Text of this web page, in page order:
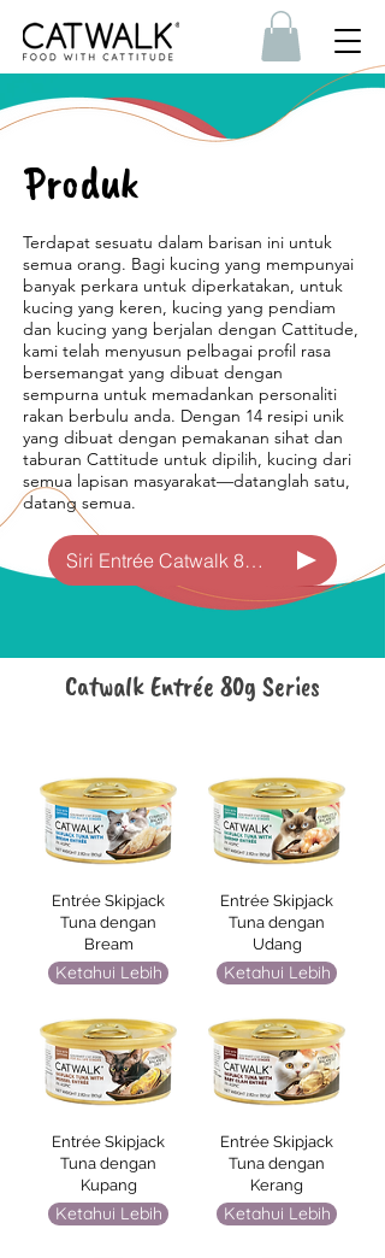
Siri Entrée Catwalk 80g
Terdapat sesuatu dalam barisan ini untuk
semua orang. Bagi kucing yang mempunyai
banyak perkara untuk diperkatakan, untuk
kucing yang keren, kucing yang pendiam
dan kucing yang berjalan dengan Cattitude,
kami telah menyusun pelbagai profil rasa
bersemangat yang dibuat dengan
sempurna untuk memadankan personaliti
rakan berbulu anda. Dengan 14 resipi unik
yang dibuat dengan pemakanan sihat dan
taburan Cattitude untuk dipilih, kucing dari
semua lapisan masyarakat—datanglah satu,
datang semua.
Produk
Catwalk Entrée 80g Series
Entrée Skipjack
Tuna dengan
Bream
Ketahui Lebih
Entrée Skipjack
Tuna dengan
Kupang
Ketahui Lebih
Entrée Skipjack
Tuna dengan
Udang
Ketahui Lebih
Entrée Skipjack
Tuna dengan
Kerang
Ketahui Lebih